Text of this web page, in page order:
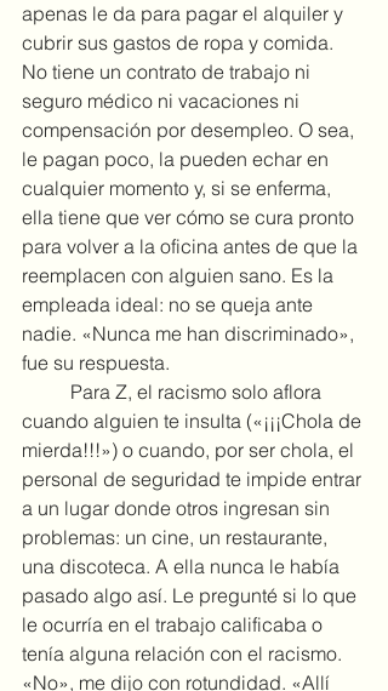
apenas le da para pagar el alquiler y
cubrir sus gastos de ropa y comida.
No tiene un contrato de trabajo ni
seguro médico ni vacaciones ni
compensación por desempleo. O sea,
le pagan poco, la pueden echar en
cualquier momento y, si se enferma,
ella tiene que ver cómo se cura pronto
para volver a la oficina antes de que la
reemplacen con alguien sano. Es la
empleada ideal: no se queja ante
nadie. «Nunca me han discriminado»,
fue su respuesta.
cuando alguien te insulta («¡¡¡Chola de
mierda!!!») o cuando, por ser chola, el
personal de seguridad te impide entrar
a un lugar donde otros ingresan sin
problemas: un cine, un restaurante,
una discoteca. A ella nunca le había
pasado algo así. Le pregunté si lo que
le ocurría en el trabajo calificaba o
tenía alguna relación con el racismo.
«No», me dijo con rotundidad. «Allí